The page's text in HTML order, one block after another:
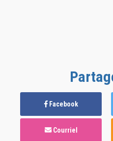
Facebook
Courriel